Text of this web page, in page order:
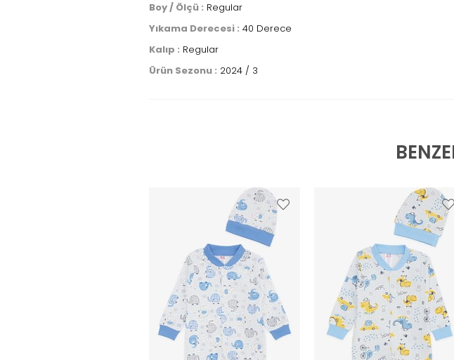
Boy / Ölçü : Regular
Yıkama Derecesi : 40 Derece
Kalıp : Regular
Ürün Sezonu : 2024 / 3